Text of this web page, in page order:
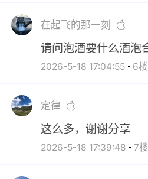
在起飞的那一刻
请问泡酒要什么酒泡
2026-5-18 17:04:55 6楼
定律
这么多，谢谢分享
2026-5-18 17:39:48 7楼